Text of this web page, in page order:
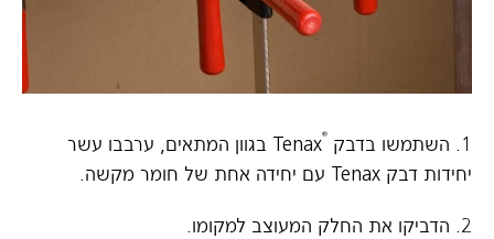
1. השתמשו בדבק ®
Tenax בגוון המתאים, ערבבו עשר
יחידות דבק Tenax עם יחידה אחת של חומר מקשה.
2. הדביקו את החלק המעוצב למקומו.